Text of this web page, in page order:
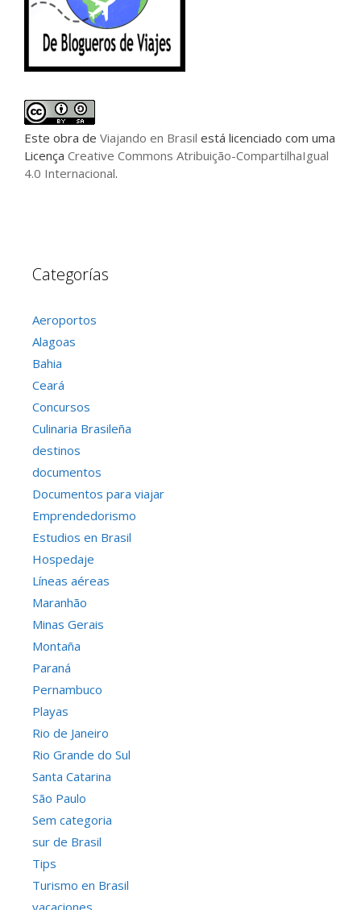
Este obra de Viajando en Brasil está licenciado com uma
Licença Creative Commons Atribuição-CompartilhaIgual
4.0 Internacional.
Categorías
Aeroportos
Alagoas
Bahia
Ceará
Concursos
Culinaria Brasileña
destinos
documentos
Documentos para viajar
Emprendedorismo
Estudios en Brasil
Hospedaje
Líneas aéreas
Maranhão
Minas Gerais
Montaña
Paraná
Pernambuco
Playas
Rio de Janeiro
Rio Grande do Sul
Santa Catarina
São Paulo
Sem categoria
sur de Brasil
Tips
Turismo en Brasil
vacaciones